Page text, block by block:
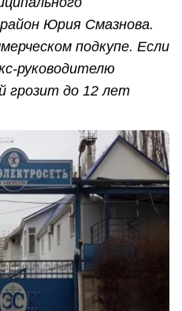
Юрия Смазнова.
подкупе. Если
руководителю
грозит до 12 лет